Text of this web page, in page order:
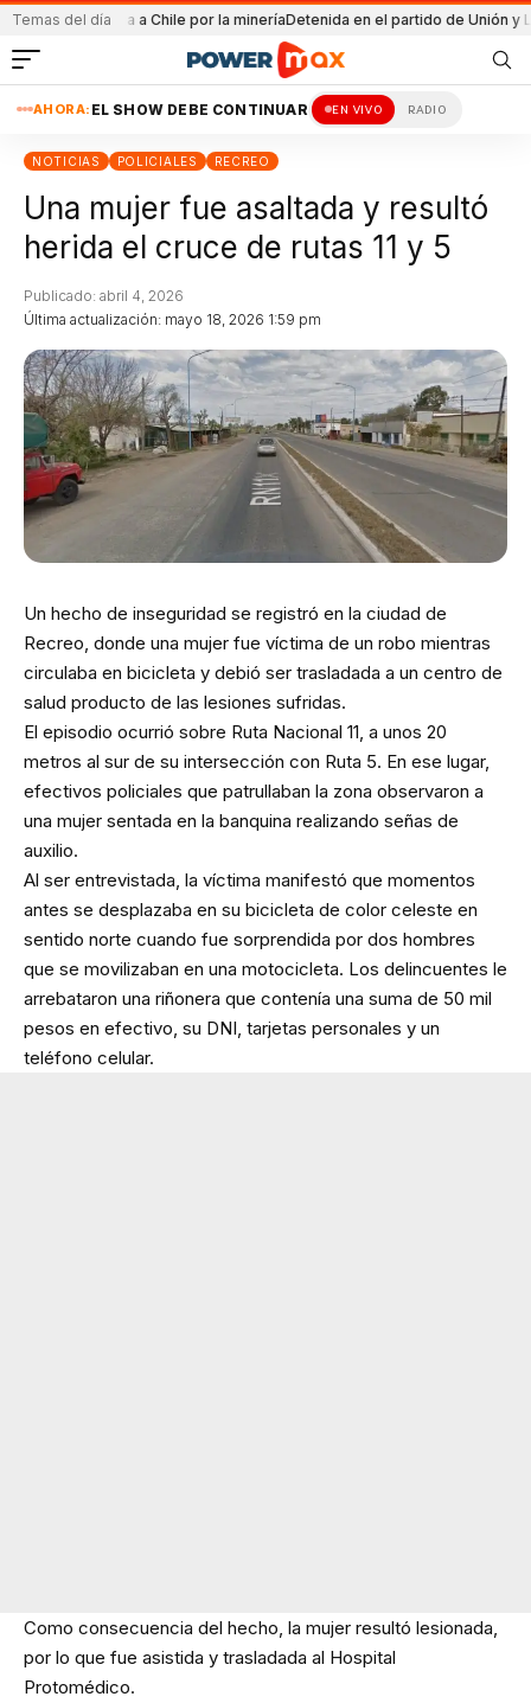
Temas del día
viaja a Chile por la mineríaDetenida en el partido de Unión y Lanús
AHORA: EL SHOW DEBE CONTINUAR EN VIVO RADIO
NOTICIAS POLICIALES RECREO
Una mujer fue asaltada y resultó
herida el cruce de rutas 11 y 5
Última actualización: mayo 18, 2026 1:59 pm
Publicado: abril 4, 2026
Un hecho de inseguridad se registró en la ciudad de
Recreo, donde una mujer fue víctima de un robo mientras
circulaba en bicicleta y debió ser trasladada a un centro de
salud producto de las lesiones sufridas.
El episodio ocurrió sobre Ruta Nacional 11, a unos 20
metros al sur de su intersección con Ruta 5. En ese lugar,
efectivos policiales que patrullaban la zona observaron a
una mujer sentada en la banquina realizando señas de
auxilio.
Al ser entrevistada, la víctima manifestó que momentos
antes se desplazaba en su bicicleta de color celeste en
sentido norte cuando fue sorprendida por dos hombres
que se movilizaban en una motocicleta. Los delincuentes le
arrebataron una riñonera que contenía una suma de 50 mil
pesos en efectivo, su DNI, tarjetas personales y un
teléfono celular.
Como consecuencia del hecho, la mujer resultó lesionada,
por lo que fue asistida y trasladada al Hospital
Protomédico.